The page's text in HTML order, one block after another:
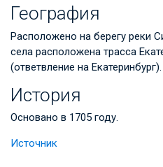
География
Расположено на берегу реки
села расположена трасса
(ответвление на Екатеринбург).
История
Основано в 1705 году.
Источник